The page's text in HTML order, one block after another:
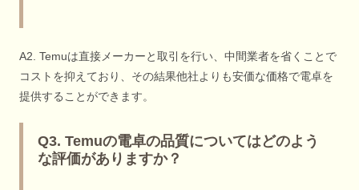
A2. Temuは直接メーカーと取引を行い、中間業者を省くことで
コストを抑えており、その結果他社よりも安価な価格で電卓を
提供することができます。
Q3. Temuの電卓の品質についてはどのよう
な評価がありますか？